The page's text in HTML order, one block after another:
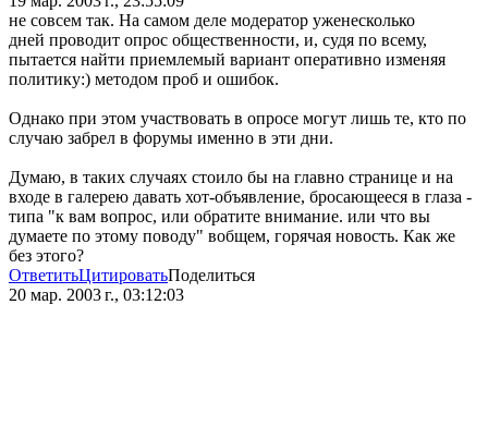
не совсем так. На самом деле модератор уженесколько
дней проводит опрос общественности, и, судя по всему,
пытается найти приемлемый вариант оперативно изменяя
политику:) методом проб и ошибок.
Однако при этом участвовать в опросе могут лишь те, кто по
случаю забрел в форумы именно в эти дни.
Думаю, в таких случаях стоило бы на главно странице и на
входе в галерею давать хот-объявление, бросающееся в глаза -
типа "к вам вопрос, или обратите внимание. или что вы
думаете по этому поводу" вобщем, горячая новость. Как же
без этого?
ОтветитьЦитироватьПоделиться
20 мар. 2003 г., 03:12:03